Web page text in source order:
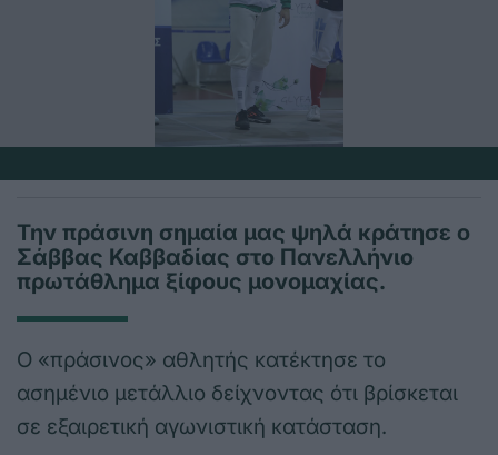
Την πράσινη σημαία μας ψηλά κράτησε ο
Σάββας Καββαδίας στο Πανελλήνιο
πρωτάθλημα ξίφους μονομαχίας.
Ο «πράσινος» αθλητής κατέκτησε το
ασημένιο μετάλλιο δείχνοντας ότι βρίσκεται
σε εξαιρετική αγωνιστική κατάσταση.